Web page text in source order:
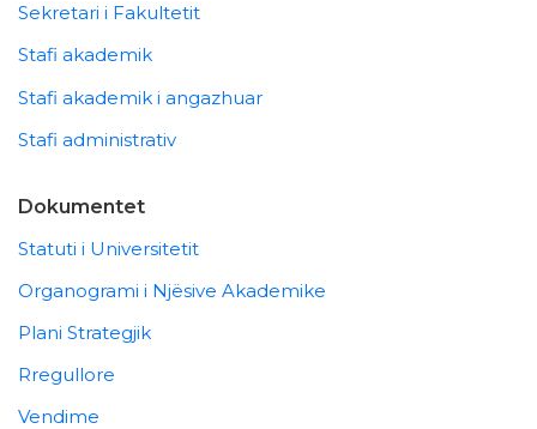
Sekretari i Fakultetit
Stafi akademik
Stafi akademik i angazhuar
Stafi administrativ
Dokumentet
Statuti i Universitetit
Organogrami i Njësive Akademike
Plani Strategjik
Rregullore
Vendime